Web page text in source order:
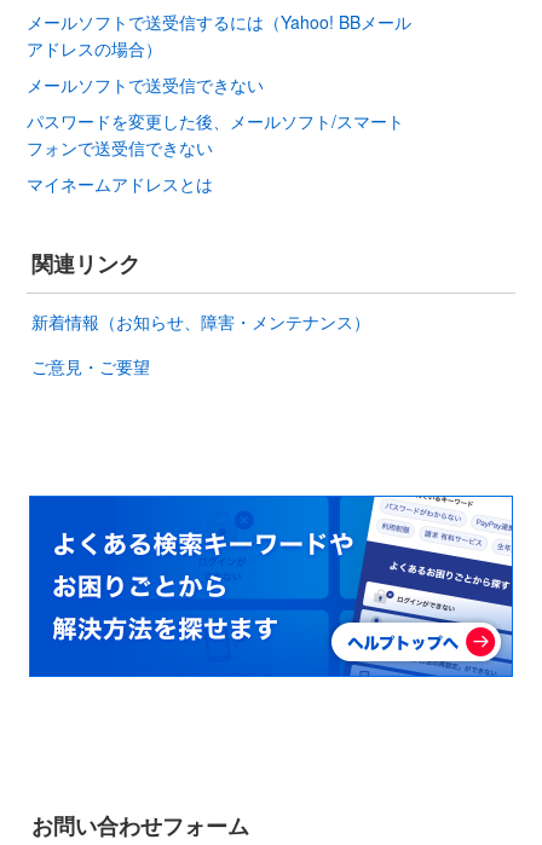
メールソフトで送受信するには（Yahoo! BBメール
アドレスの場合）
メールソフトで送受信できない
パスワードを変更した後、メールソフト/スマート
フォンで送受信できない
マイネームアドレスとは
関連リンク
新着情報（お知らせ、障害・メンテナンス）
ご意見・ご要望
お問い合わせフォーム